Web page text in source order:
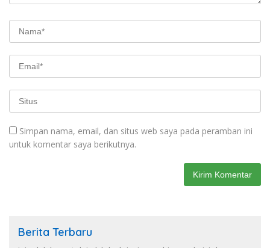
Simpan nama, email, dan situs web saya pada peramban ini
untuk komentar saya berikutnya.
Berita Terbaru